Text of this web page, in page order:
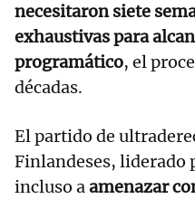
necesitaron siete
exhaustivas para
programático, el
décadas.
El partido de
Finlandeses, liderado
incluso aamenazar